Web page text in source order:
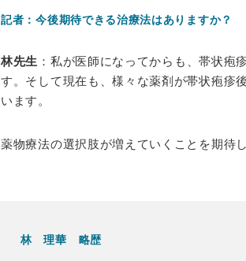
記者：今後期待できる治療法はありますか？
林先生 ：私が医師になってからも、帯状疱
す。そして現在も、様々な薬剤が帯状疱疹
います。
薬物療法の選択肢が増えていくことを期待
林 理華 略歴